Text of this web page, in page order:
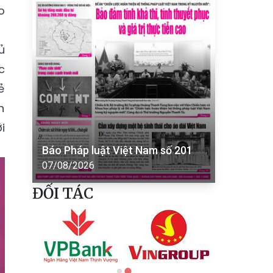
Báo Pháp luật Việt Nam số 201
07/08/2026
ĐỐI TÁC